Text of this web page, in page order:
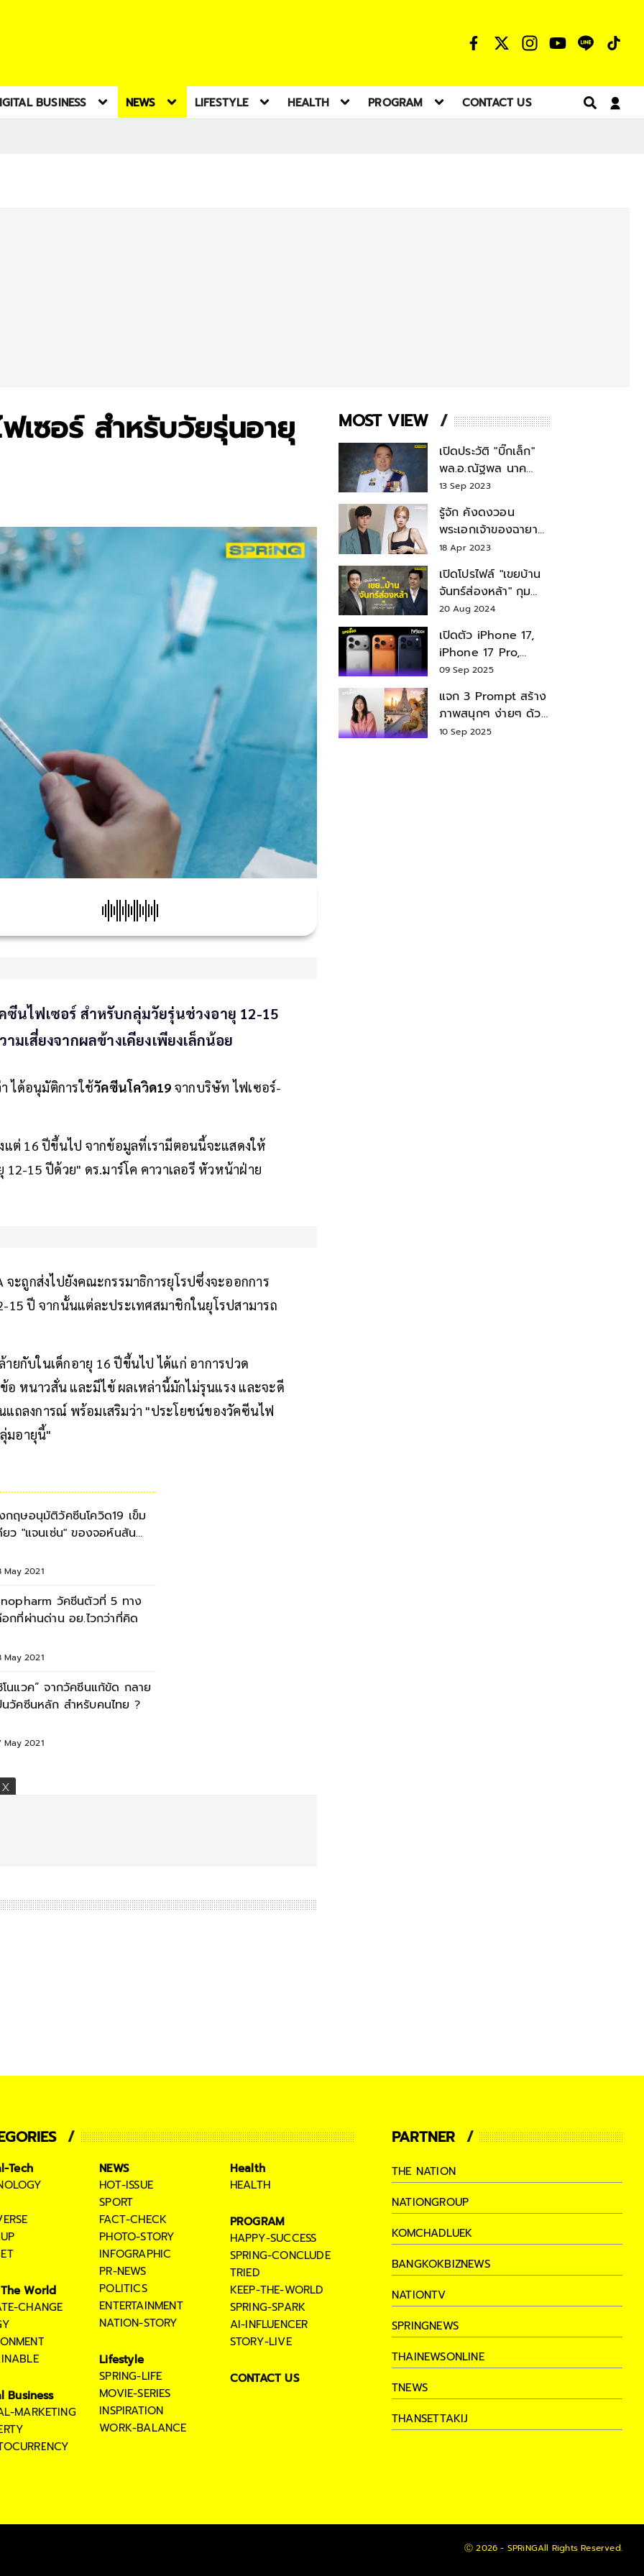
BUSINESS NEWS LIFESTYLE HEALTH PROGRAM CONTACT US
เซอร์ สำหรับวัยรุ่นอายุ
นไฟเซอร์ สำหรับกลุ่มวัยรุ่นช่วงอายุ 12-15
เสี่ยงจากผลข้างเคียงเพียงเล็กน้อย
ได้อนุมัติการใช้วัคซีนโควิด19 จากบริษัท ไฟเซอร์-
ต่ 16 ปีขึ้นไป จากข้อมูลที่เรามีตอนนี้จะแสดงให้
15 ปีด้วย" ดร.มาร์โค คาวาเลอรี หัวหน้าฝ่าย
ะถูกส่งไปยังคณะกรรมาธิการยุโรปซึ่งจะออกการ
ปี จากนั้นแต่ละประเทศสมาชิกในยุโรปสามารถ
ยกับในเด็กอายุ 16 ปีขึ้นไป ได้แก่ อาการปวด
หนาวสั่น และมีไข้ ผลเหล่านี้มักไม่รุนแรง และจะดี
ถลงการณ์ พร้อมเสริมว่า "ประโยชน์ของวัคซีนไฟ
มอายุนี้"
กฤษอนุมัติวัคซีนโควิด19 เข็ม
ยว "แจนเซ่น" ของจอห์นสัน
May 2021
วัคซีนตัวที่ 5 ทาง
อกที่ผ่านด่าน อย.ไวกว่าที่คิด
May 2021
โนแวค” จากวัคซีนแก้ขัด กลาย
นวัคซีนหลัก สำหรับคนไทย ?
May 2021
MOST VIEW
เปิดประวัติ "บิ๊กเล็ก"
พล.อ.ณัฐพล นาค
พาณิชย์ จากเลขาฯ
สมช.-เลขาฯ
รมว.กลาโหม
13 Sep 2023
รู้จัก คังดงวอน
พระเอกเจ้าของฉายา
สมบัติแห่งชาติ หลังมี
18 Apr 2023
เปิดโปรไฟล์ "เขยบ้าน
จันทร์ส่องหล้า" กุม
บังเหียนธุรกิจตระกูล
"ชินวัตร"
20 Aug 2024
เปิดตัว iPhone 17,
iPhone 17 Pro,
iPhone 17 Air สเปค
09 Sep 2025
แจก 3 Prompt สร้าง
ภาพสนุกๆ ง่ายๆ ด้วย
Nano Banana ใน
10 Sep 2025
Tech
World
CHANGE
Business
MARKETING
NEWS
HOT-ISSUE
SPORT
FACT-CHECK
PHOTO-STORY
INFOGRAPHIC
PR-NEWS
POLITICS
ENTERTAINMENT
NATION-STORY
Lifestyle
SPRING-LIFE
MOVIE-SERIES
INSPIRATION
WORK-BALANCE
Health
HEALTH
PROGRAM
HAPPY-SUCCESS
SPRING-CONCLUDE
TRIED
KEEP-THE-WORLD
SPRING-SPARK
AI-INFLUENCER
STORY-LIVE
CONTACT US
PARTNER
THE NATION
NATIONGROUP
KOMCHADLUEK
BANGKOKBIZNEWS
NATIONTV
SPRINGNEWS
THAINEWSONLINE
TNEWS
THANSETTAKIJ
Ⓒ 2026 - SPRiNGAll Rights Reserved.